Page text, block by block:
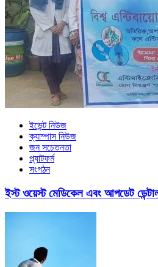
ইভেন্ট নিউজ
ক্যাম্পাস নিউজ
জন সচেতনতা
প্ল্যাটফর্ম
সংগঠন
ইস্ট ওয়েস্ট মেডিকেল এবং আপডেট